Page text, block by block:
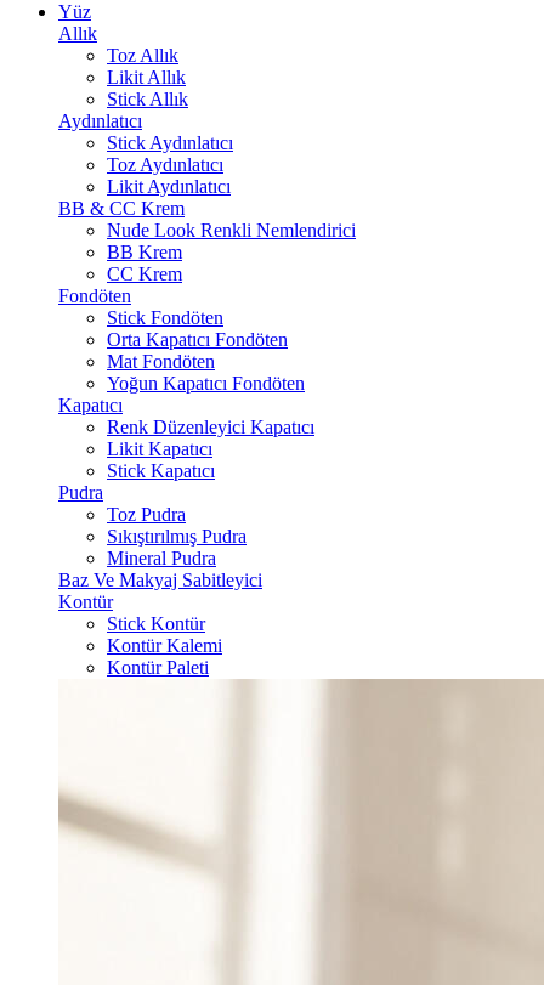
Yüz
Allık
Toz Allık
Likit Allık
Stick Allık
Aydınlatıcı
Stick Aydınlatıcı
Toz Aydınlatıcı
Likit Aydınlatıcı
BB & CC Krem
Nude Look Renkli Nemlendirici
BB Krem
CC Krem
Fondöten
Stick Fondöten
Orta Kapatıcı Fondöten
Mat Fondöten
Yoğun Kapatıcı Fondöten
Kapatıcı
Renk Düzenleyici Kapatıcı
Likit Kapatıcı
Stick Kapatıcı
Pudra
Toz Pudra
Sıkıştırılmış Pudra
Mineral Pudra
Baz Ve Makyaj Sabitleyici
Kontür
Stick Kontür
Kontür Kalemi
Kontür Paleti